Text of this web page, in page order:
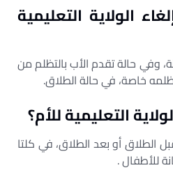
الولاية التعليمية
وفي حالة تقدم الأب بالتظلم من
خاصة، في حالة الطلاق.
التعليمية للأم؟
الطلاق أو بعد الطلاق، في كلتا
للأطفال .